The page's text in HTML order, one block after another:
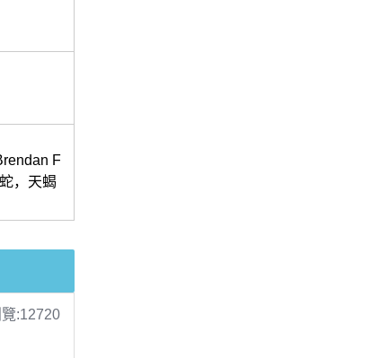
F
，天蝎
:12720